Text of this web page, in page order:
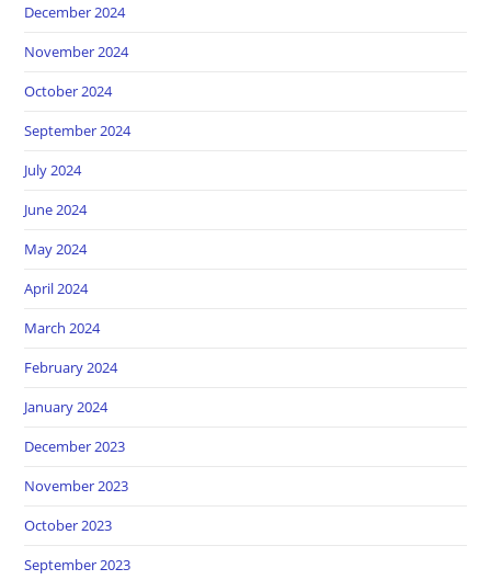
December 2024
November 2024
October 2024
September 2024
July 2024
June 2024
May 2024
April 2024
March 2024
February 2024
January 2024
December 2023
November 2023
October 2023
September 2023